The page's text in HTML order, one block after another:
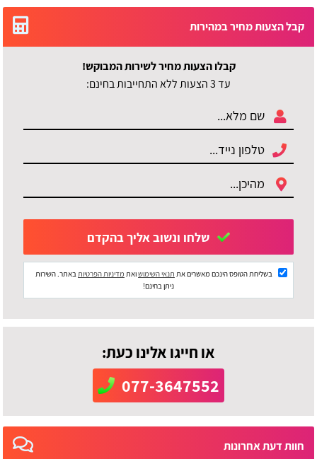
קבל הצעות מחיר במהירות
קבלו הצעות מחיר לשירות המבוקש!
עד 3 הצעות ללא התחייבות בחינם:
בשליחת הטופס הינכם מאשרים את תנאי השימושואת מדיניות הפרטיותבאתר. השירות
ניתן בחינם!
או חייגו אלינו כעת:
077-3647552
חוות דעת אחרונות